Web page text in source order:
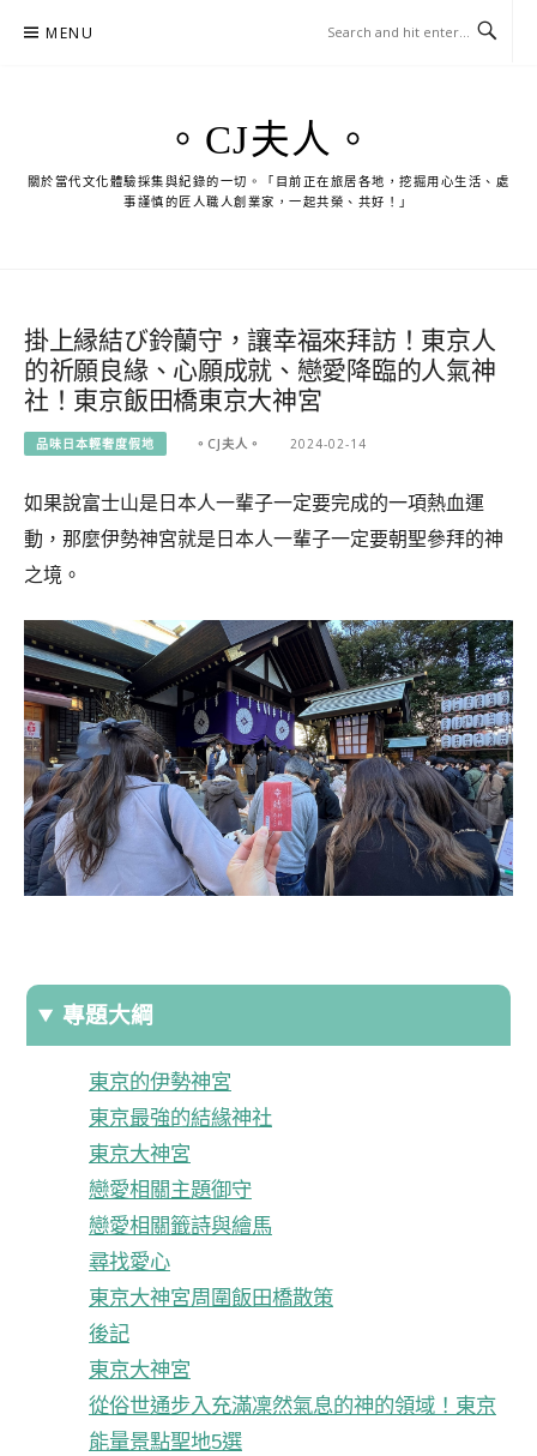
MENU
。CJ夫人。
關於當代文化體驗採集與紀錄的一切。「目前正在旅居各地，挖掘用心生活、處
事謹慎的匠人職人創業家，一起共榮、共好！」
掛上縁結び鈴蘭守，讓幸福來拜訪！東京人
的祈願良緣、心願成就、戀愛降臨的人氣神
社！東京飯田橋東京大神宮
品味日本輕奢度假地 。CJ夫人。 2024-02-14
如果說富士山是日本人一輩子一定要完成的一項熱血運
動，那麼伊勢神宮就是日本人一輩子一定要朝聖參拜的神
之境。
專題大綱
東京的伊勢神宮
東京最強的結緣神社
東京大神宮
戀愛相關主題御守
戀愛相關籤詩與繪馬
尋找愛心
東京大神宮周圍飯田橋散策
後記
東京大神宮
從俗世通步入充滿凜然氣息的神的領域！東京
能量景點聖地5選